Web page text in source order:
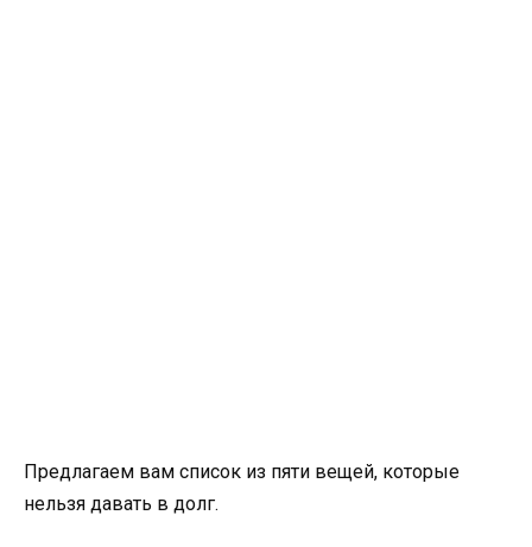
Предлагаем вам список из пяти вещей, которые
нельзя давать в долг.